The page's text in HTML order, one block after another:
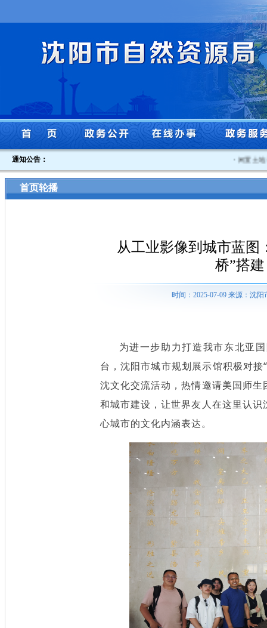
通知公告： 闲置土地
首页轮播
从工业影像到城市蓝图
桥”搭
时间：2025-07-09 来源：沈
为进一步助力打造我市东北亚
台，沈阳市城市规划展示馆积极对
沈文化交流活动，热情邀请美国师
和城市建设，让世界友人在这里认
心城市的文化内涵表达。